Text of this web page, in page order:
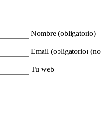
Nombre (obligatorio)
Email (obligatorio)
Tu web